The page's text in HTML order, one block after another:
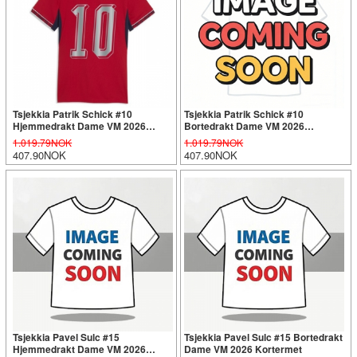
Tsjekkia Patrik Schick #10
Hjemmedrakt Dame VM 2026
Kortermet
1.019.79NOK
407.90NOK
Tsjekkia Patrik Schick #10
Bortedrakt Dame VM 2026
Kortermet
1.019.79NOK
407.90NOK
Tsjekkia Pavel Sulc #15
Hjemmedrakt Dame VM 2026
Tsjekkia Pavel Sulc #15 Bortedrakt
Dame VM 2026 Kortermet